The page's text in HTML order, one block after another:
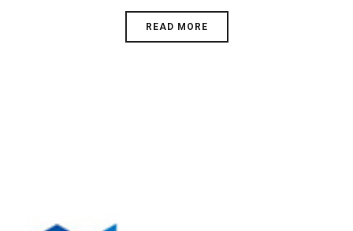
READ MORE